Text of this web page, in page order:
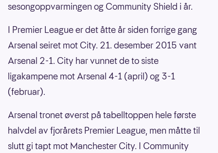
sesongoppvarmingen og Community Shield i år.
I Premier League er det åtte år siden forrige gang
Arsenal seiret mot City. 21. desember 2015 vant
Arsenal 2-1. City har vunnet de to siste
ligakampene mot Arsenal 4-1 (april) og 3-1
(februar).
Arsenal tronet øverst på tabelltoppen hele første
halvdel av fjorårets Premier League, men måtte til
slutt gi tapt mot Manchester City. I Community